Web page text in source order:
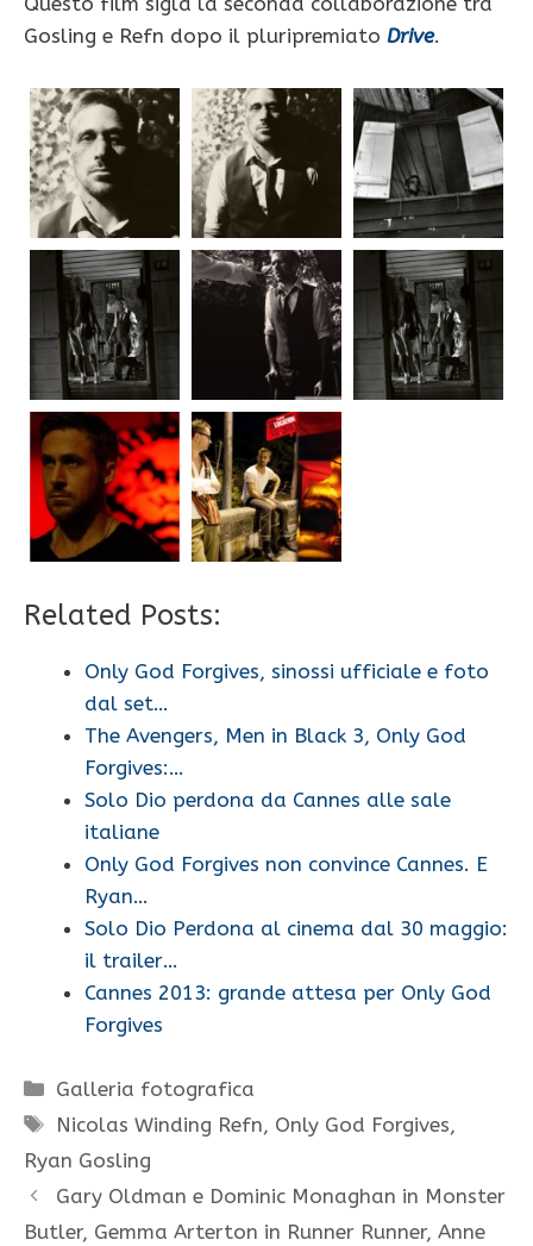
Gosling e Refn dopo il pluripremiato Drive.
Related Posts:
Only God Forgives, sinossi ufficiale e foto
dal set…
The Avengers, Men in Black 3, Only God
Forgives:…
Solo Dio perdona da Cannes alle sale
italiane
Only God Forgives non convince Cannes. E
Ryan…
Solo Dio Perdona al cinema dal 30 maggio:
il trailer…
Cannes 2013: grande attesa per Only God
Forgives
Categorie
Galleria fotografica
Tag
Nicolas Winding Refn, Only God Forgives,
Ryan Gosling
Gary Oldman e Dominic Monaghan in Monster
Butler, Gemma Arterton in Runner Runner, Anne